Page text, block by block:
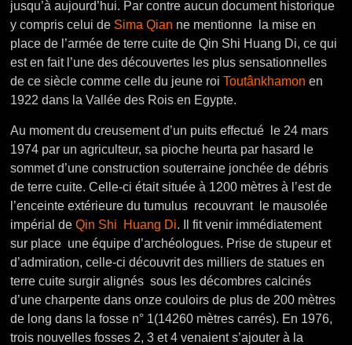
jusqu’à aujourd’hui. Par contre aucun document historique
y compris celui de Sima Qian ne mentionne la mise en
place de l’armée de terre cuite de Qin Shi Huang Di, ce qui
est en fait l’une des découvertes les plus sensationnelles
de ce siècle comme celle du jeune roiToutânkhamon en
1922 dans la Vallée des Rois en Egypte.
Au moment du creusement d’un puits effectué le 24 mars
1974 par un agriculteur, sa pioche heurta par hasard le
sommet d’une construction souterraine jonchée de débris
de terre cuite. Celle-ci était située à 1200 mètres à l’est de
l’enceinte extérieure du tumulus recouvrant le mausolée
impérial de Qin Shi Huang Di. Il fit venir immédiatement
sur place une équipe d’archéologues. Prise de stupeur et
d’admiration, celle-ci découvrit des milliers de statues en
terre cuite surgir alignés sous les décombres calcinés
d’une charpente dans onze couloirs de plus de 200 mètres
de long dans la fosse n° 1(14260 mètres carrés). En 1976,
trois nouvelles fosses 2, 3 et 4 venaient s’ajouter à la